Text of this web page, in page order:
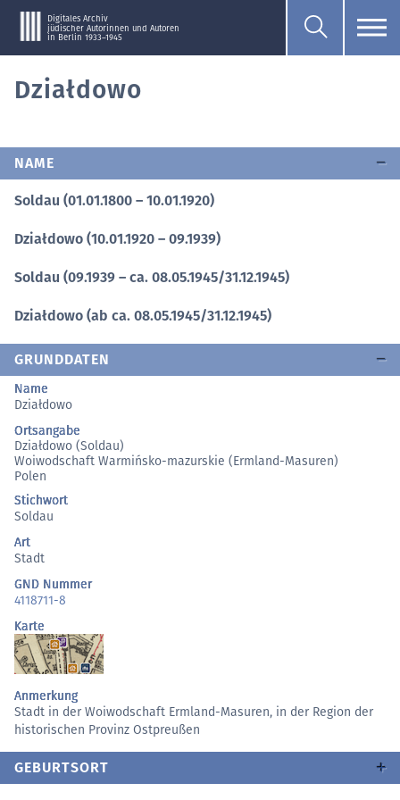
Digitales Archiv
jüdischer Autorinnen und Autoren
in Berlin 1933–1945
Działdowo
NAME
Soldau (01.01.1800 – 10.01.1920)
Działdowo (10.01.1920 – 09.1939)
Soldau (09.1939 – ca. 08.05.1945/31.12.1945)
Działdowo (ab ca. 08.05.1945/31.12.1945)
GRUNDDATEN
Name
Działdowo
Ortsangabe
Działdowo (Soldau)
Woiwodschaft Warmińsko-mazurskie (Ermland-Masuren)
Polen
Stichwort
Soldau
Art
Stadt
GND Nummer
4118711-8
Karte
Anmerkung
Stadt in der Woiwodschaft Ermland-Masuren, in der Region der
historischen Provinz Ostpreußen
GEBURTSORT